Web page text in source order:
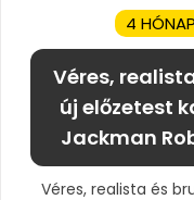
4
Véres,
új előzetest
Jackman
Véres, realista és